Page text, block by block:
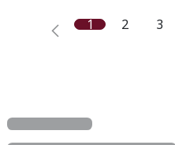
1 2 3